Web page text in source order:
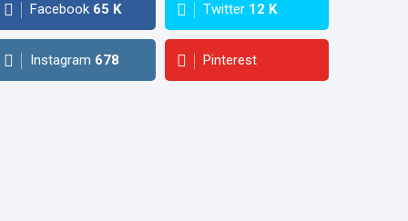
Facebook 65 K Twitter 12 K
Instagram 678 Pinterest